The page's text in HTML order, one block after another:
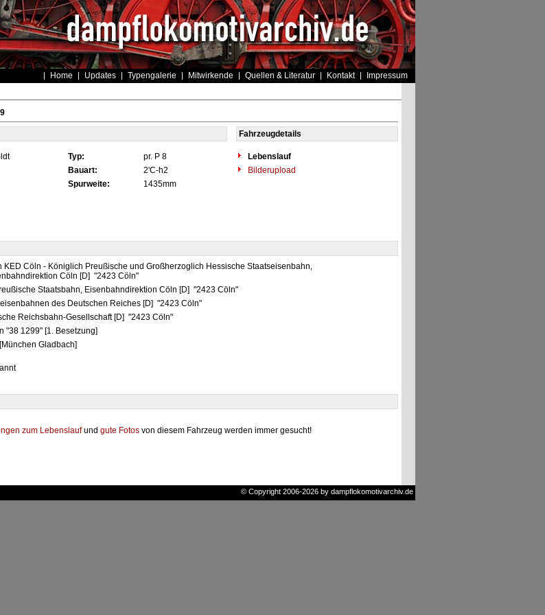
Home Updates Typengalerie Mitwirkende Quellen & Literatur Kontakt Impressum
Fahrzeugdetails
Typ: pr. P 8
Lebenslauf
Bauart: 2'C-h2
Bilderupload
Spurweite: 1435mm
KED Cöln - Königlich Preußische und Großherzoglich Hessische Staatseisenbahn,
Cöln [D] "2423 Cöln"
Staatsbahn, Eisenbahndirektion Cöln [D] "2423 Cöln"
des Deutschen Reiches [D] "2423 Cöln"
Reichsbahn-Gesellschaft [D] "2423 Cöln"
"38 1299" [1. Besetzung]
Gladbach]
zum Lebenslaufund gute Fotos von diesem Fahrzeug werden immer gesucht!
© Copyright 2006-2026 by dampflokomotivarchiv.de